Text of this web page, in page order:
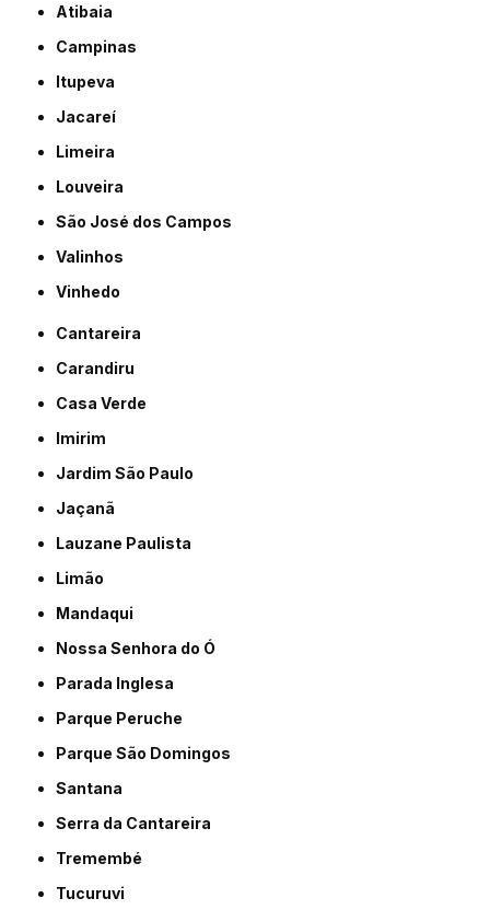
Atibaia
Campinas
Itupeva
Jacareí
Limeira
Louveira
São José dos Campos
Valinhos
Vinhedo
Cantareira
Carandiru
Casa Verde
Imirim
Jardim São Paulo
Jaçanã
Lauzane Paulista
Limão
Mandaqui
Nossa Senhora do Ó
Parada Inglesa
Parque Peruche
Parque São Domingos
Santana
Serra da Cantareira
Tremembé
Tucuruvi